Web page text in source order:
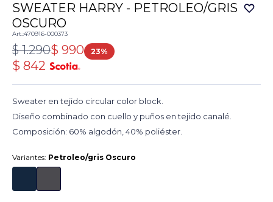
SWEATER HARRY - PETROLEO/GRIS
OSCURO
470916-000373
$ 990
$ 1.290 23
$ 842
Sweater en tejido circular color block.
Diseño combinado con cuello y puños en tejido canalé.
Composición: 60% algodón, 40% poliéster.
Variantes: Petroleo/gris Oscuro